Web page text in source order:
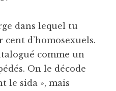
dans lequel tu
d’homosexuels.
comme un
On le décode
le sida », mais